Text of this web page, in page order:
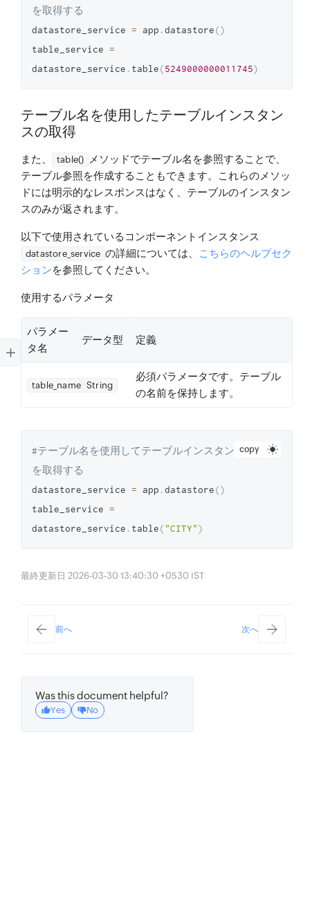
を取得する
datastore_service = app .datastore()
table_service =
datastore_service . table(5249000000011745)
テーブル名を使用したテーブルインスタン
スの取得
また、 table()
メソッドでテーブル名を参照することで、
テーブル参照を作成することもできます。これらのメソッ
ドには明示的なレスポンスはなく、テーブルのインスタン
スのみが返されます。
以下で使用されているコンポーネントインスタンス
datastore_service の詳細については、 こちらのヘルプセク
ションを参照してください。
使用するパラメータ
パラメー
タ名
データ型 定義
table_name String
必須パラメータです。テーブル
の名前を保持します。
copy
#テーブル名を使用してテーブルインスタンス
を取得する
datastore_service = app .datastore()
table_service =
datastore_service . table("CITY")
最終更新日 2026-03-30 13:40:30 +0530 IST
前へ 次へ
Was this document helpful?
Yes No